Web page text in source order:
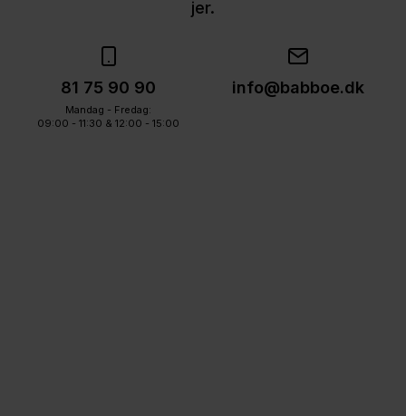
jer.
81 75 90 90
Mandag - Fredag:
09:00 - 11:30 & 12:00 - 15:00
info@babboe.dk